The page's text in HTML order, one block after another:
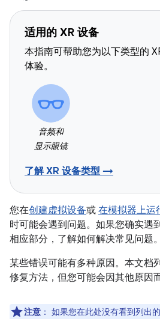
适用的 XR 设备
本指南可帮助您为以下类型的
体验。
音频和
显示眼镜
了解 XR 设备类型 →
您在创建虚拟设备或 在模拟器上运
时可能会遇到问题。如果您确实遇
相应部分，了解如何解决常见问题。
某些错误可能有多种原因。本文档
修复方法，但您可能会因其他原因
注意 ： 如果您在此处没有看到列出